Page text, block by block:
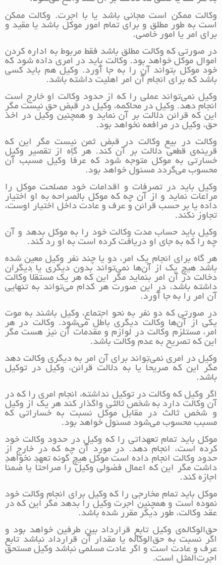
وکالت ممکن است مجانی باشد یا با اجرت. وکالت ممکن
است به طور مطلق و برای تمام امور موکل باشد یا مقید و
برای امر یا امور خاصی.
در صورتی که وکالت مطلق باشد فقط مربوط به اداره کردن
اموال موکل خواهد بود. وکالت باید در امری داده شود که
خود موکل بتواند آن را به جا آورد. وکیل هم باید کسی
باشد که برای انجام آن امر اهلیت داشته باشد.
وکیل نمی‌تواند عملی را که از حدود وکالت او خارج است
انجام دهد. وکیل در محاکمه، وکیل در قبض حق نیست مگر
این که قرائن دلالت بر آن نماید و همچنین وکیل در اخذ
حق، وکیل در مرافعه نخواهد بود.
وکالت در بیع وکالت در قبض ثمن نیست مگر این که
قرینه‌ی قطعی دلالت بر آن کند. هر گاه از تقصیر وکیل
خسارتی به موکل متوجه شود که عرفاً وکیل مسبب آن
محسوب می‌گردد مسئول خواهد بود.
وکیل باید در تصرفات و اقدامات خود مصلحت موکل را
مراعات نماید و از آن چه که موکل بالصراحه به او اختیار
داده یا بر حسب قرائن و عرف و عادت داخل اختیار اوست،
تجاوز نکند.
وکیل باید حساب مدت وکالت خود را به موکل بدهد و آن
چه را که به جای او دریافت کرده است به او رد کند.
هر گاه برای انجام یک امر، دو یا چند نفر وکیل معین شده
باشد هیچ یک از آن‌ها نمی‌تواند بدون دیگری یا دیگران
دخالت در آن امر بنماید مگر این که هر یک مستقلاً وکالت
داشته باشد، در این صورت هر کدام می‌تواند به تنهایی
آن امر را به جا آورد.
در صورتی که دو نفر به نحو اجتماع، وکیل باشند به موت
یکی از آن‌ها وکالت دیگری باطل می‌شود. وکالت در هر
امر، مستلزم وکالت در لوازم و مقدمات آن نیز هست مگر
این که تصریح به عدم وکالت باشد.
وکیل در امری نمی‌تواند برای آن امر به دیگری وکالت دهد
مگر این که صریحاً یا به دلالت قرائن، وکیل در توکیل
باشد.
اگر وکیل که وکالت در توکیل نداشته، انجام امری را که در
آن وکالت دارد به شخص ثالثی واگذار کند هر یک از وکیل
و شخص ثالث در مقابل موکل نسبت به خساراتی که
مسبب محسوب می‌شود مسئول خواهد بود.
موکل باید تمام تعهداتی را که وکیل در حدود وکالت خود
کرده است، انجام دهد. در مورد آن چه که در خارج از
حدود وکالت انجام داده است موکل هیچ گونه تعهد نخواهد
داشت مگر این که اعمال فضولی وکیل را صراحتاً یا ضمناً
اجازه کند.
موکل باید تمام مخارجی را که وکیل برای انجام وکالت خود
نموده است و همچنین اجرت وکیل را بدهد مگر این که در
عقد وکالت، طور دیگر مقرر شده باشد.
حق‌الوکاله‌ی وکیل تابع قرارداد بین طرفین خواهد بود و
اگر نسبت به حق‌الوکاله یا مقدار آن قرارداد نباشد تابع
عرف و عادت است و اگر عادت مسلمی نباشد وکیل مستحق
اجرت‌المثل است.